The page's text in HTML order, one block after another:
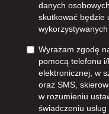
danych
skutkować będzie
Wyrażam zgodę
pomocą telefonu
elektronicznej, w
oraz SMS,
w rozumieniu
świadczeniu